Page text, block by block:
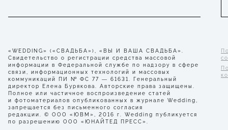
«WEDDING» («СВАДЬБА»), «ВЫ И ВАША СВАДЬБА».
Свидетельство о регистрации средства массовой
информации в Федеральной службе по надзору в сфере
связи, информационных технологий и массовых
коммуникаций ПИ № ФС 77 — 61631. Генеральный
директор Елена Бурякова. Авторские права защищены.
Полное или частичное воспроизведение статей
и фотоматериалов опубликованных в журнале Wedding,
запрещается без письменного согласия
редакции. © ООО «ЮВМ», 2016 г. Wedding публикуется
по разрешению ООО «ЮНАЙТЕД ПРЕСС».